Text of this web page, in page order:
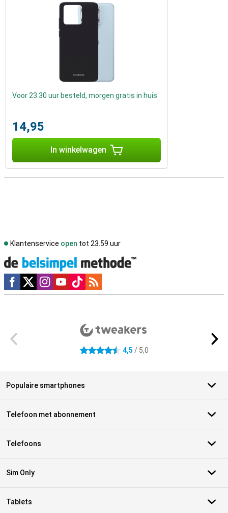
Voor 23:30 uur besteld, morgen gratis in huis
14,95
In winkelwagen
Klantenservice open tot 23.59 uur
Social media
4.5 sterren 4,5 / 5,0
Populaire smartphones
Telefoon met abonnement
Telefoons
Sim Only
Tablets